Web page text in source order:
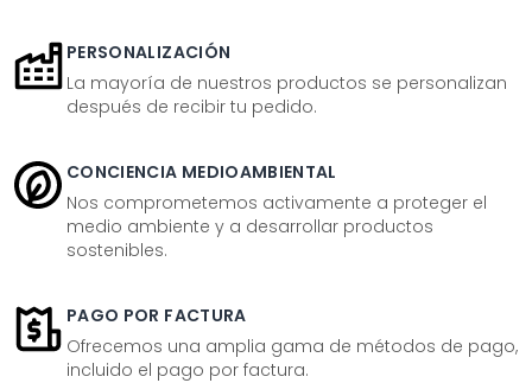
PERSONALIZACIÓN
La mayoría de nuestros productos se personalizan
después de recibir tu pedido.
CONCIENCIA MEDIOAMBIENTAL
Nos comprometemos activamente a proteger el
medio ambiente y a desarrollar productos
sostenibles.
PAGO POR FACTURA
Ofrecemos una amplia gama de métodos de pago,
incluido el pago por factura.